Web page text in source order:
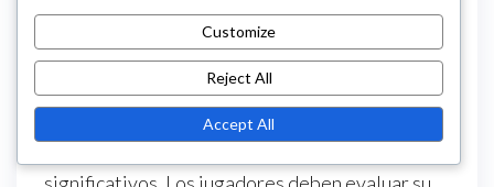
precios.
Típicamente, estos paquetes pueden variar
desde unos pocos dólares por una pequeña
cantidad de moneda del evento hasta paquetes
Customize
Reject All
Accept All